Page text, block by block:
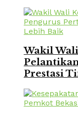
Wakil
Prestasi